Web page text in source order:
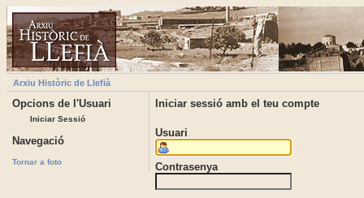
Arxiu Històric de Llefià
Opcions de l'Usuari
Iniciar Sessió
Navegació
Tornar a foto
Iniciar sessió amb el teu compte
Usuari
Contrasenya